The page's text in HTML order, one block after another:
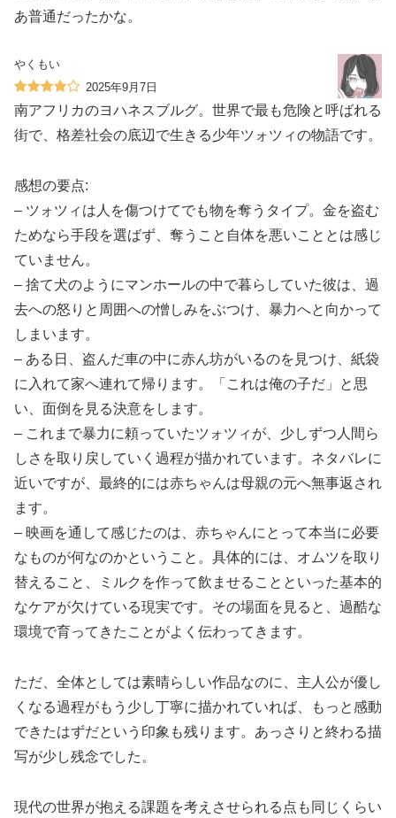
あ普通だったかな。
やくもい
2025年9月7日
南アフリカのヨハネスブルグ。世界で最も危険と呼ばれる
街で、格差社会の底辺で生きる少年ツォツィの物語です。
感想の要点:
– ツォツィは人を傷つけてでも物を奪うタイプ。金を盗む
ためなら手段を選ばず、奪うこと自体を悪いこととは感じ
ていません。
– 捨て犬のようにマンホールの中で暮らしていた彼は、過
去への怒りと周囲への憎しみをぶつけ、暴力へと向かって
しまいます。
– ある日、盗んだ車の中に赤ん坊がいるのを見つけ、紙袋
に入れて家へ連れて帰ります。「これは俺の子だ」と思
い、面倒を見る決意をします。
– これまで暴力に頼っていたツォツィが、少しずつ人間ら
しさを取り戻していく過程が描かれています。ネタバレに
近いですが、最終的には赤ちゃんは母親の元へ無事返され
ます。
– 映画を通して感じたのは、赤ちゃんにとって本当に必要
なものが何なのかということ。具体的には、オムツを取り
替えること、ミルクを作って飲ませることといった基本的
なケアが欠けている現実です。その場面を見ると、過酷な
環境で育ってきたことがよく伝わってきます。
ただ、全体としては素晴らしい作品なのに、主人公が優し
くなる過程がもう少し丁寧に描かれていれば、もっと感動
できたはずだという印象も残ります。あっさりと終わる描
写が少し残念でした。
現代の世界が抱える課題を考えさせられる点も同じくらい